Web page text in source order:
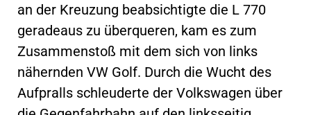
an der Kreuzung beabsichtigte die L 770
geradeaus zu überqueren, kam es zum
Zusammenstoß mit dem sich von links
nähernden VW Golf. Durch die Wucht des
Aufpralls schleuderte der Volkswagen über